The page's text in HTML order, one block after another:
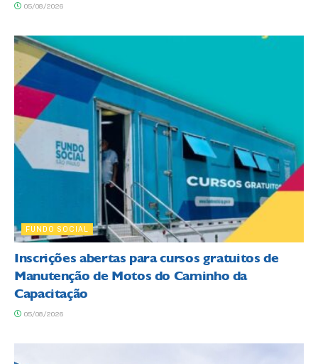
05/08/2026
FUNDO SOCIAL
Inscrições abertas para cursos gratuitos de
Manutenção de Motos do Caminho da
Capacitação
05/08/2026